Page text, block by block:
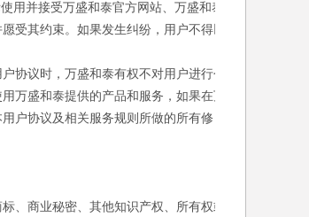
用并接受万盛和泰官方网站、万盛和泰
受其约束。如果发生纠纷，用户不得以
协议时，万盛和泰有权不对用户进行个
万盛和泰提供的产品和服务，如果在万
户协议及相关服务规则所做的所有修
、商业秘密、其他知识产权、所有权或